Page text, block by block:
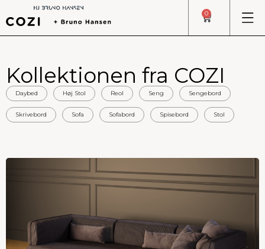
0
Kollektionen fra COZI
Daybed Høj Stol Reol Seng Sengebord
Skrivebord Sofa Sofabord Spisebord Stol